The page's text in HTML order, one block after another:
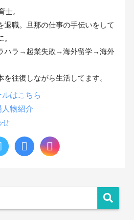
士。
退職。旦那の仕事の手伝いをして
ハラ→起業失敗→海外留学→海外
往復しながら生活してます。
はこちら
人物紹介
せ